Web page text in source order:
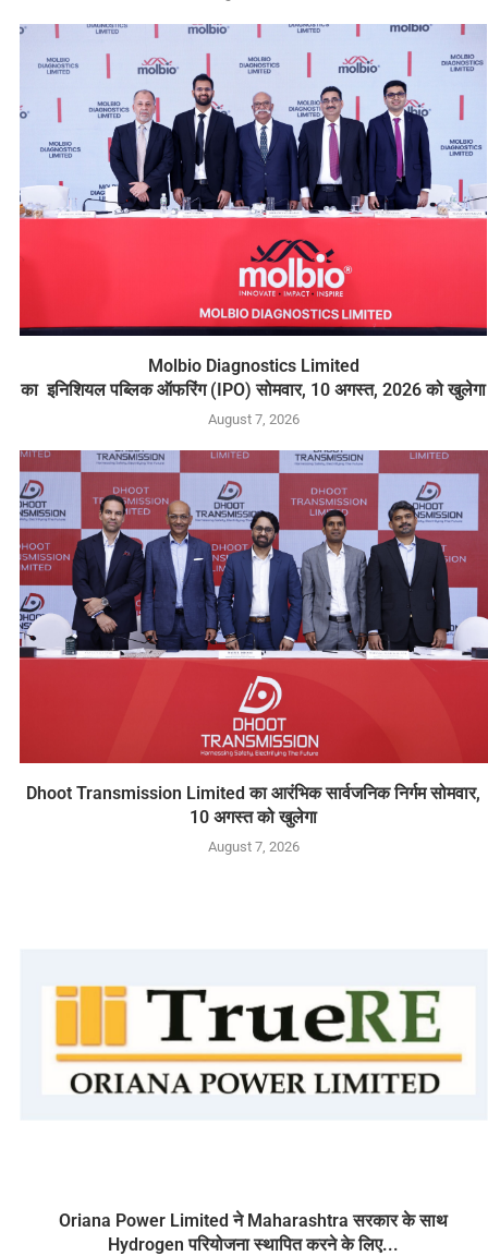
Molbio Diagnostics Limited
का इनिशियल पब्लिक ऑफरिंग (IPO) सोमवार, 10 अगस्त, 2026 को खुलेगा
August 7, 2026
Dhoot Transmission Limited का आरंभिक सार्वजनिक निर्गम सोमवार,
10 अगस्त को खुलेगा
August 7, 2026
Oriana Power Limited ने Maharashtra सरकार के साथ
Hydrogen परियोजना स्थापित करने के लिए...